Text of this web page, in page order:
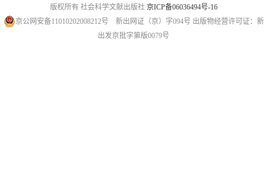
版权所有 社会科学文献出版社 京ICP备06036494号-16
京公网安备11010202008212号 新出网证（京）字094号 出版物经营许可证：新
出发京批字第版0079号